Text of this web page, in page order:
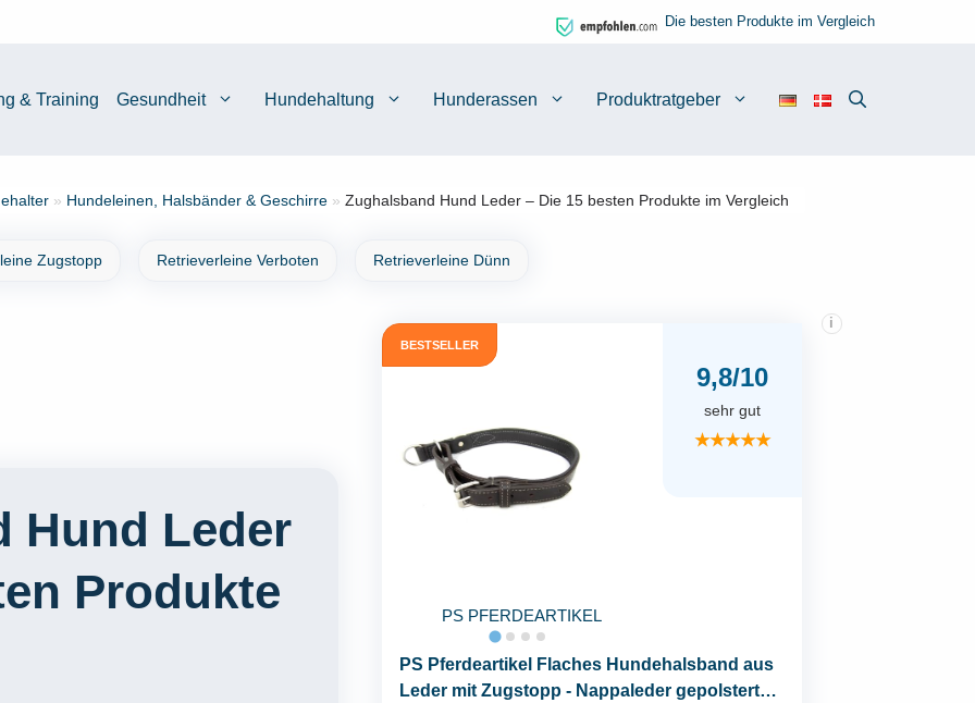
Die besten Produkte im Vergleich
& Training Gesundheit Hundehaltung Hunderassen Produktratgeber
» Hundeleinen, Halsbänder & Geschirre » Zughalsband Hund Leder – Die 15 besten Produkte im Vergleich
Zugstopp Retrieverleine Verboten Retrieverleine Dünn
Hund Leder
Produkte
BESTSELLER
PS PFERDEARTIKEL
9,8/10
i
sehr gut
★★★★★
PS Pferdeartikel Flaches Hundehalsband aus
Leder mit Zugstopp - Nappaleder gepolstert